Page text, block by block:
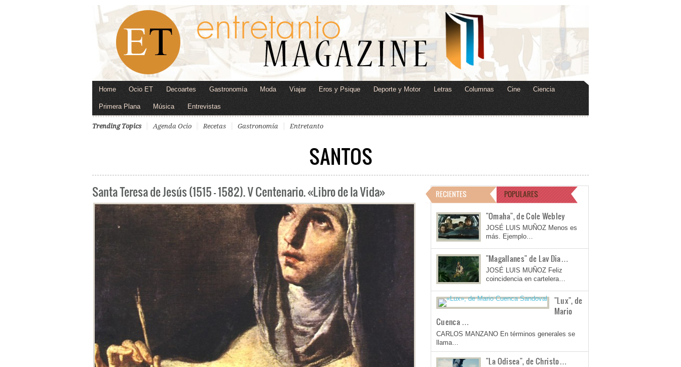
Home Ocio ET Decoartes Gastronomía Moda Viajar Eros y Psique Deporte y Motor Letras Columnas Cine Ciencia
Primera Plana Música Entrevistas
Trending Topics Agenda Ocio Recetas Gastronomía Entretanto
SANTOS
Santa Teresa de Jesús (1515 – 1582). V Centenario. «Libro de la Vida» RECIENTES POPULARES
"Omaha", de Cole Webley
JOSÉ LUIS MUÑOZ Menos es
más. Ejemplo…
"Magallanes" de Lav Dia…
JOSÉ LUIS MUÑOZ Feliz
coincidencia en cartelera…
"Lux", de
Mario
Cuenca …
CARLOS MANZANO En términos generales se
llama…
"La Odisea", de Christo…